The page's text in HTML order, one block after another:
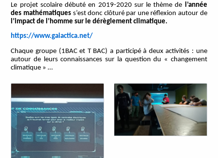
Le projet scolaire débuté en 2019-2020 sur le thème de
l’année
des mathématiques s’est donc clôturé par une réflexion autour de
l’impact de l’homme sur le dérèglement climatique.
https://www.gaiactica.net/
Chaque groupe (1BAC et T BAC) a participé à deux activités : une
autour de leurs connaissances sur la question du « changement
climatique » …